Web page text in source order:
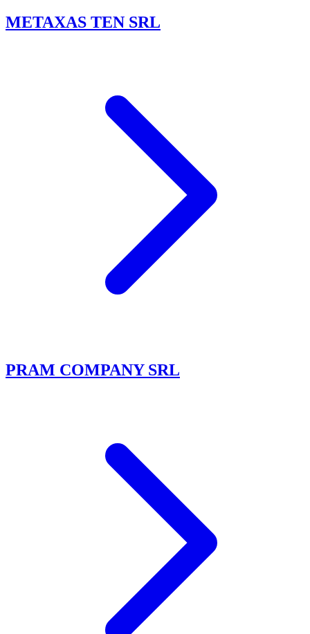
METAXAS TEN SRL
PRAM COMPANY SRL